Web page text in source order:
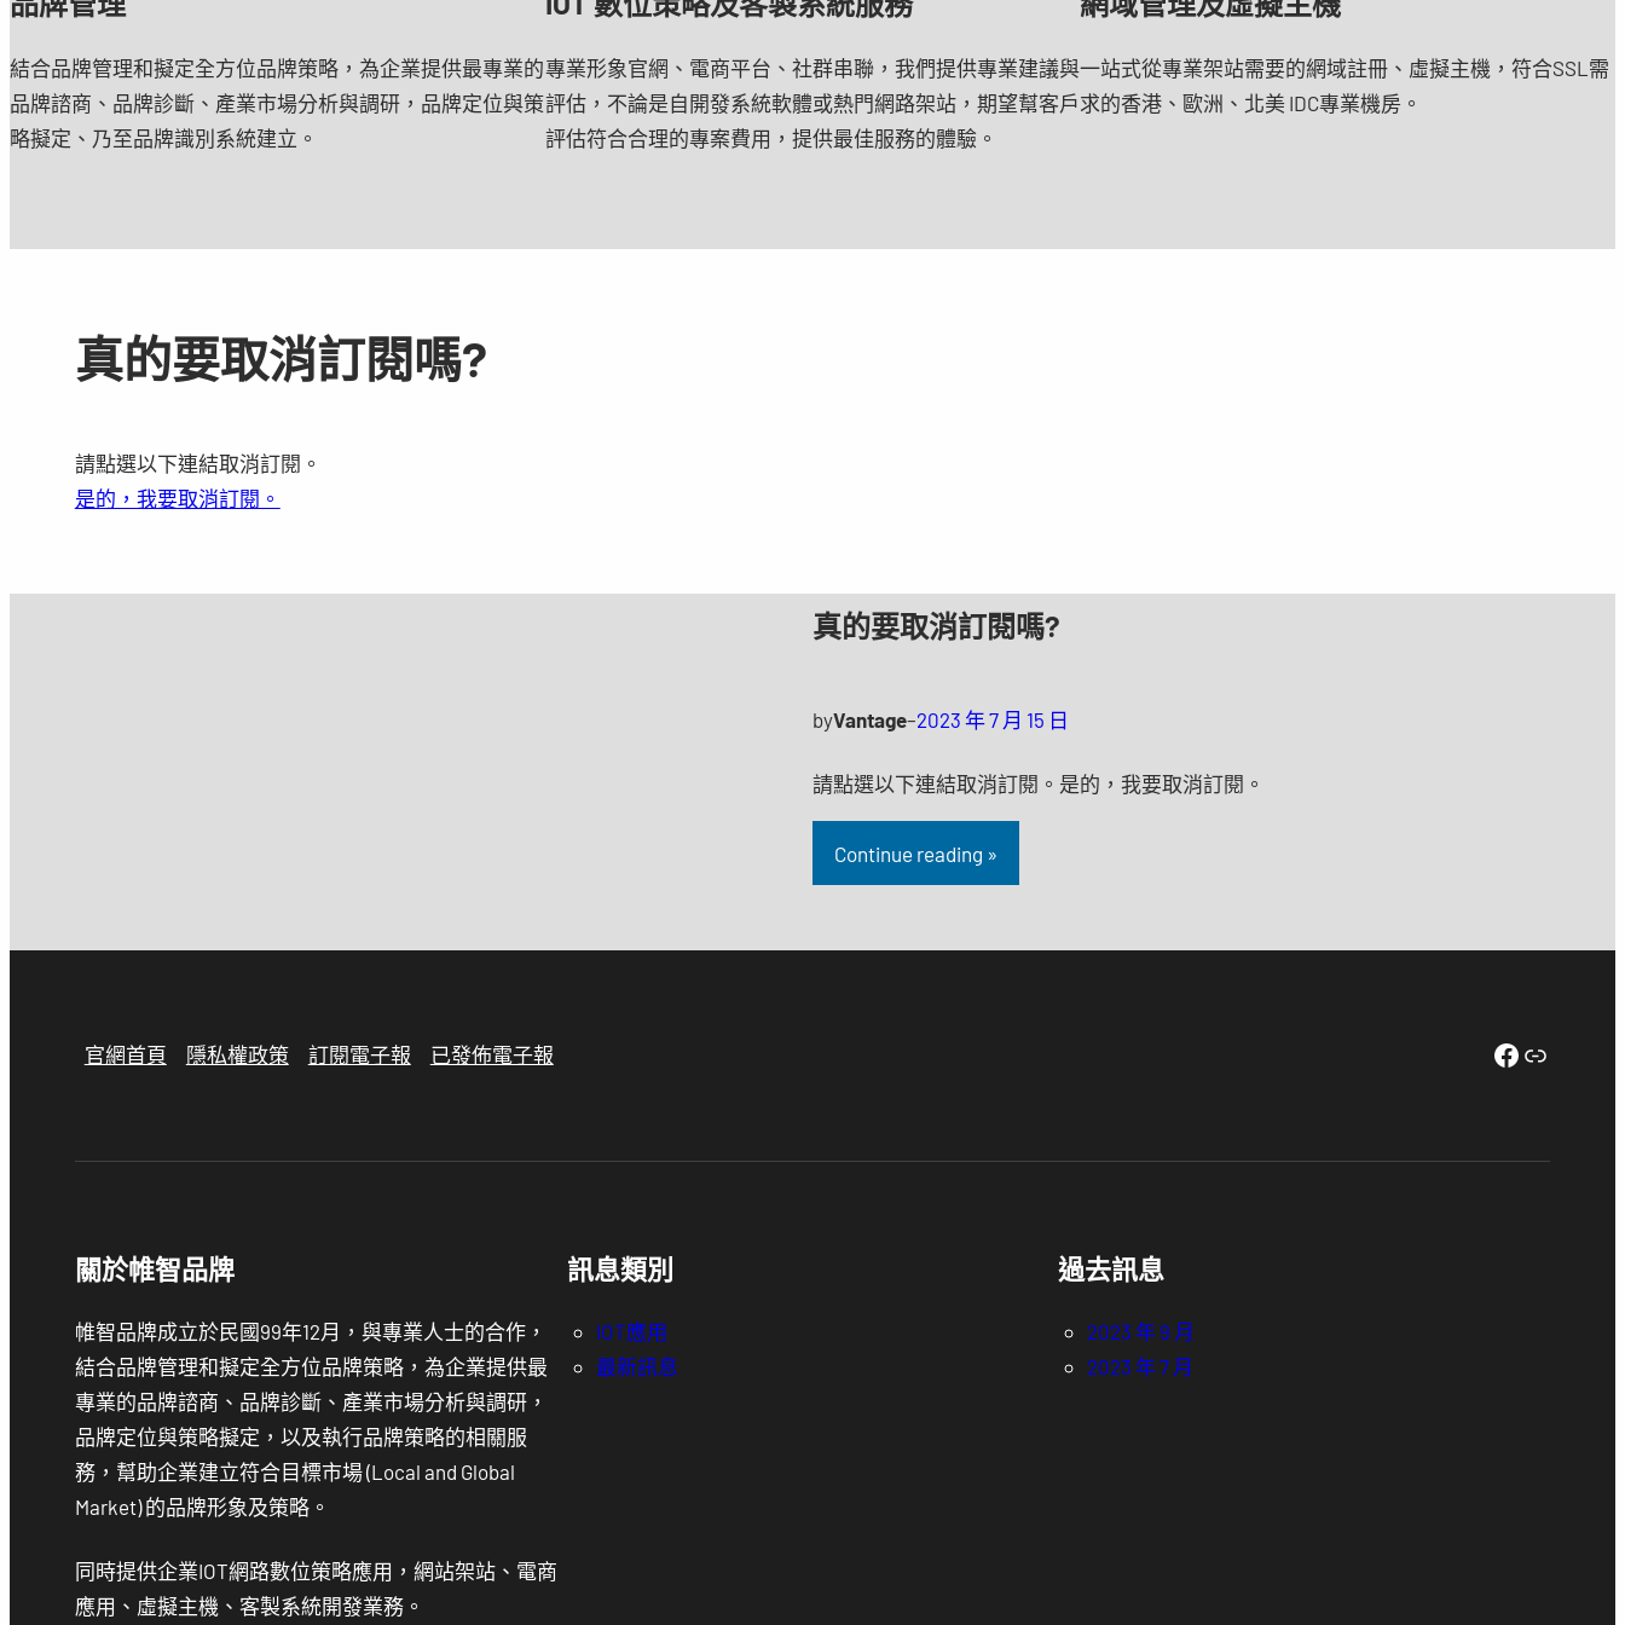
結合品牌管理和擬定全方位品牌策略，為企業提供最專業的
品牌諮商、品牌診斷、產業市場分析與調研，品牌定位與策
略擬定、乃至品牌識別系統建立。
專業形象官網、電商平台、社群串聯，我們提供專業建議與
評估，不論是自開發系統軟體或熱門網路架站，期望幫客戶
評估符合合理的專案費用，提供最佳服務的體驗。
一站式從專業架站需要的網域註冊、虛擬主機，符合SSL需
求的香港、歐洲、北美 IDC專業機房。
真的要取消訂閱嗎?
請點選以下連結取消訂閱。
是的，我要取消訂閱。
真的要取消訂閱嗎?
byVantage–2023 年 7 月 15 日
請點選以下連結取消訂閱。是的，我要取消訂閱。
Continue reading »
官網首頁 隱私權政策 訂閱電子報 已發佈電子報 Facebook
連結
關於帷智品牌
帷智品牌成立於民國99年12月，與專業人士的合作，
結合品牌管理和擬定全方位品牌策略，為企業提供最
專業的品牌諮商、品牌診斷、產業市場分析與調研，
品牌定位與策略擬定，以及執行品牌策略的相關服
務，幫助企業建立符合目標市場 (Local and Global
Market) 的品牌形象及策略。
同時提供企業IOT網路數位策略應用，網站架站、電商
應用、虛擬主機、客製系統開發業務。
訊息類別
IOT應用
最新訊息
過去訊息
2023 年 9 月
2023 年 7 月